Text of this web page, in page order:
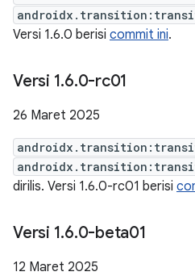
Versi 1.6.0 berisi commit ini.
Versi 1.6.0-rc01
26 Maret 2025
dirilis. Versi 1.6.0-rc01 berisi
Versi 1.6.0-beta01
12 Maret 2025